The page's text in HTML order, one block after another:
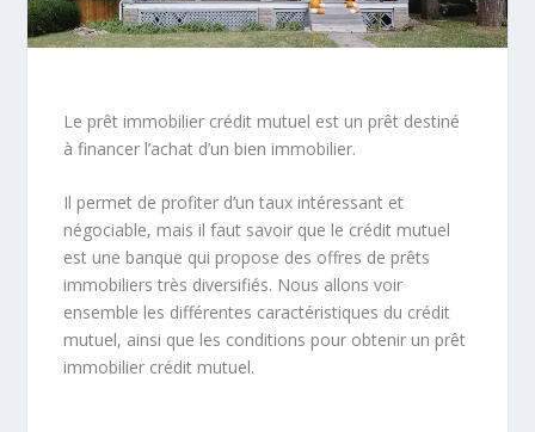
Le prêt immobilier crédit mutuel est un prêt destiné
à financer l’achat d’un bien immobilier.
Il permet de profiter d’un taux intéressant et
négociable, mais il faut savoir que le crédit mutuel
est une banque qui propose des offres de prêts
immobiliers très diversifiés. Nous allons voir
ensemble les différentes caractéristiques du crédit
mutuel, ainsi que les conditions pour obtenir un prêt
immobilier crédit mutuel.